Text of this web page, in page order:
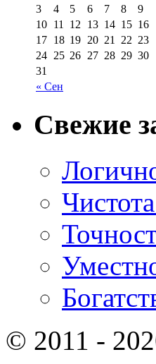
« Сен
3
4 5 6 7 8
9
10 11 12 13 14 15 16
17 18 19 20 21 22 23
24 25 26 27 28 29 30
31
Свежие
© 2011 -